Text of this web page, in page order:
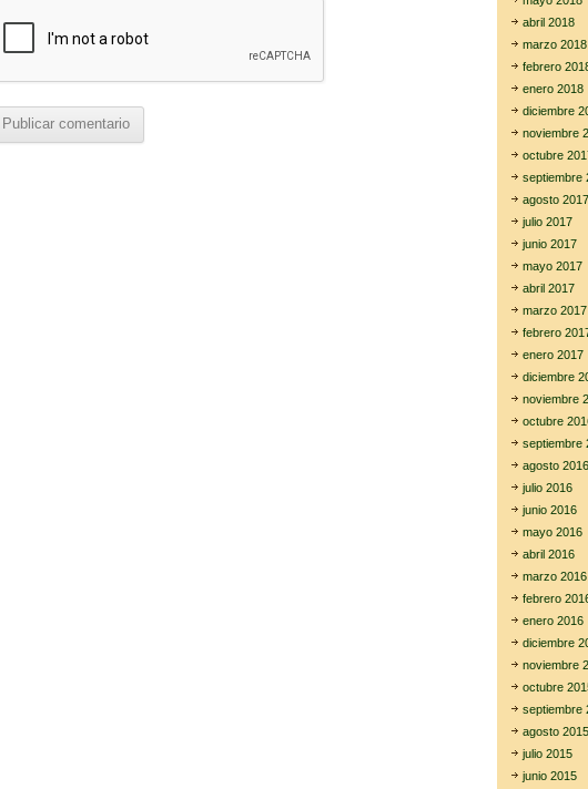
abril 2018
marzo 2018
febrero
enero 2018
diciembre
noviembre
octubre
septiembre
agosto 2017
julio 2017
junio 2017
mayo 2017
abril 2017
marzo 2017
febrero
enero 2017
diciembre
noviembre
octubre
septiembre
agosto 2016
julio 2016
junio 2016
mayo 2016
abril 2016
marzo 2016
febrero
enero 2016
diciembre
noviembre
octubre
septiembre
agosto 2015
julio 2015
junio 2015